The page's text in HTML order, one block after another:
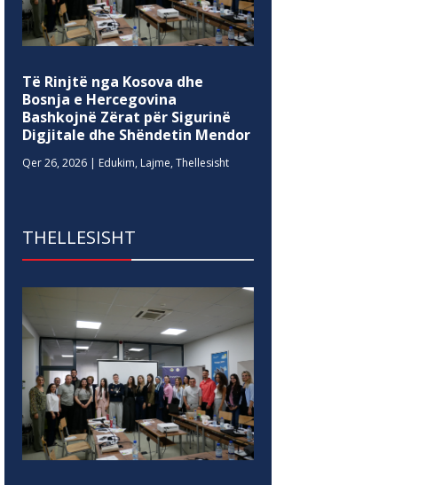
Të Rinjtë nga Kosova dhe
Bosnja e Hercegovina
Bashkojnë Zërat për Sigurinë
Digjitale dhe Shëndetin Mendor
Qer 26, 2026 | Edukim, Lajme,Thellesisht
THELLESISHT